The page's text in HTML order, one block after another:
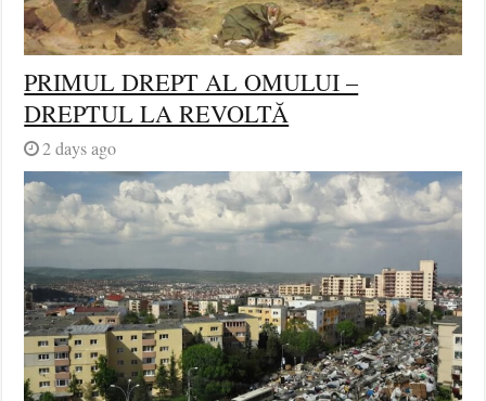
PRIMUL DREPT AL OMULUI –
DREPTUL LA REVOLTĂ
2 days ago